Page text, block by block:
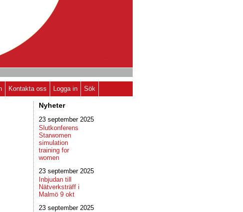
Kontakta oss Logga in Sök
Nyheter
23 september 2025
Slutkonferens
Starwomen
simulation
training for
women
23 september 2025
Inbjudan till
Nätverksträff i
Malmö 9 okt
23 september 2025